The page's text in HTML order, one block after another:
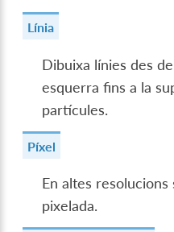
Línia
Dibuixa línies des
esquerra fins a la
partícules.
Píxel
En altes
pixelada.